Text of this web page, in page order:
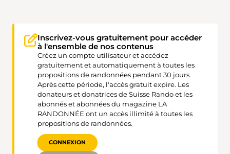
Inscrivez-vous gratuitement pour accéder
à l'ensemble de nos contenus
Créez un compte utilisateur et accédez
gratuitement et automatiquement à toutes les
propositions de randonnées pendant 30 jours.
Après cette période, l'accès gratuit expire. Les
donateurs et donatrices de Suisse Rando et les
abonnés et abonnées du magazine LA
RANDONNÉE ont un accès illimité à toutes les
propositions de randonnées.
CONNEXION